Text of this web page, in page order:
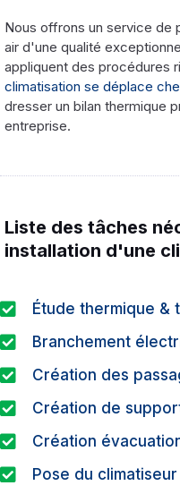
Nous offrons un service de
air d'une qualité
appliquent des procédures
climatisation se déplace
dresser un bilan thermique
entreprise.
Liste des tâches
installation d'une
Étude thermique &
Branchement
Création des
Création de
Création
Pose du